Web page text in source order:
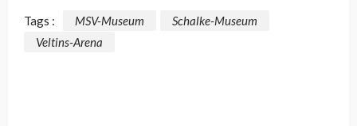
Tags : MSV-Museum
Schalke-Museum
Veltins-Arena